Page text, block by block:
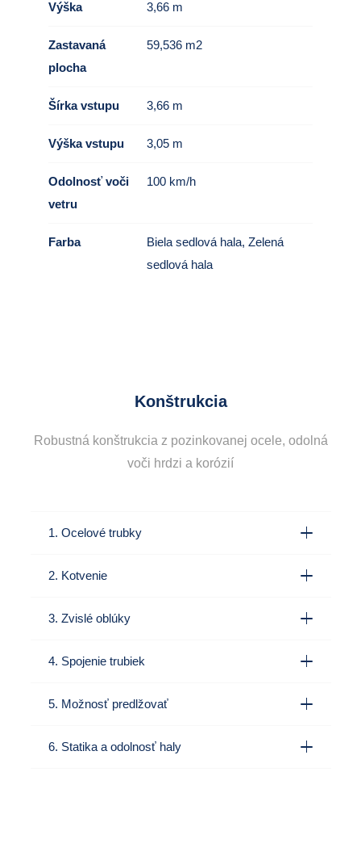
Výška 3,66 m
Zastavaná
plocha
59,536 m2
Šírka vstupu 3,66 m
Výška vstupu 3,05 m
Odolnosť voči
vetru
100 km/h
Farba Biela sedlová hala, Zelená
sedlová hala
Konštrukcia
Robustná konštrukcia z pozinkovanej ocele, odolná
voči hrdzi a korózií
1. Ocelové trubky
2. Kotvenie
3. Zvislé oblúky
4. Spojenie trubiek
5. Možnosť predlžovať
6. Statika a odolnosť haly